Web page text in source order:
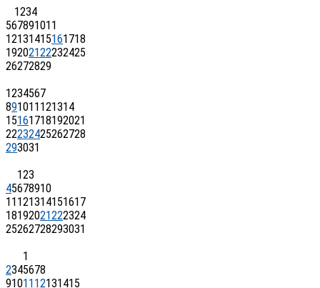
1234
567891011
12131415161718
19202122232425
26272829
1234567
891011121314
15161718192021
22232425262728
293031
123
45678910
11121314151617
18192021222324
25262728293031
1
2345678
9101112131415